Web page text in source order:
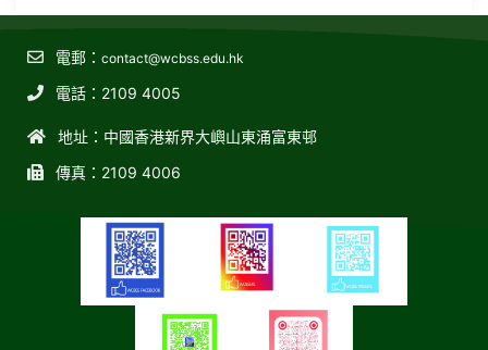
電郵： contact@wcbss.edu.hk
電話：2109 4005
地址：中國香港新界大嶼山東涌富東邨
傳真：2109 4006